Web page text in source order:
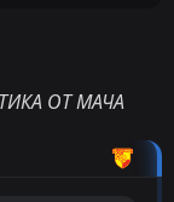
ОТ МАЧА